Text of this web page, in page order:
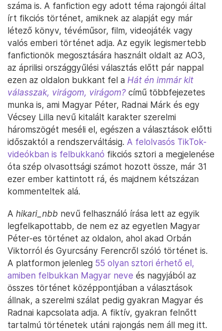
száma is. A fanfiction egy adott téma rajongói által
írt fikciós történet, amiknek az alapját egy már
létező könyv, tévéműsor, film, videojáték vagy
valós emberi történet adja. Az egyik legismertebb
fanfictionök megosztására használt oldalt az AO3,
az áprilisi országgyűlési választás előtt pár nappal
ezen az oldalon bukkant fel a Hát én immár kit
válasszak, virágom, virágom? című többfejezetes
munka is, ami Magyar Péter, Radnai Márk és egy
Vécsey Lilla nevű kitalált karakter szerelmi
háromszögét meséli el, egészen a választások előtti
időszaktól a rendszerváltásig. A felolvasós TikTok-
videókban is felbukkanó fikciós sztori a megjelenése
óta szép olvasottsági számot hozott össze, már 31
ezer ember kattintott rá, és majdnem kétszázan
kommenteltek alá.
A hikari_nbb nevű felhasználó írása lett az egyik
legfelkapottabb, de nem ez az egyetlen Magyar
Péter-es történet az oldalon, ahol akad Orbán
Viktorról és Gyurcsány Ferencről szóló történet is.
A platformon jelenleg 55 olyan sztori érhető el,
amiben felbukkan Magyar neve és nagyjából az
összes történet középpontjában a választások
állnak, a szerelmi szálat pedig gyakran Magyar és
Radnai kapcsolata adja. A fiktív, gyakran felnőtt
tartalmú történetek utáni rajongás nem áll meg itt.